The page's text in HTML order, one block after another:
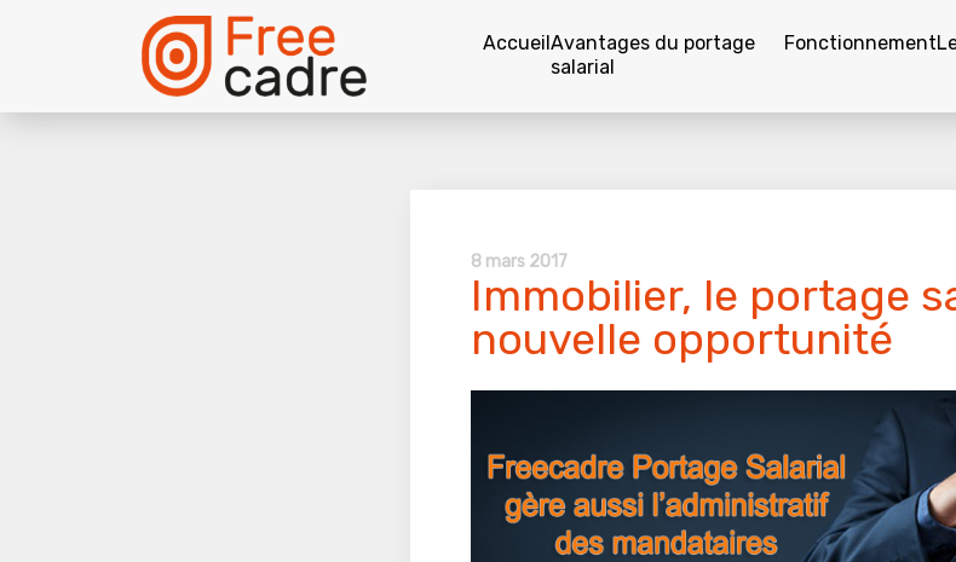
AccueilAvantages du portage
salarial
Fonctionnement
8 mars 2017
Immobilier, le portage
nouvelle opportunité